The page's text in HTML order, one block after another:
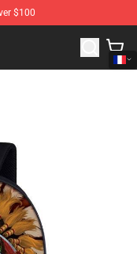
$100
Backpack Store